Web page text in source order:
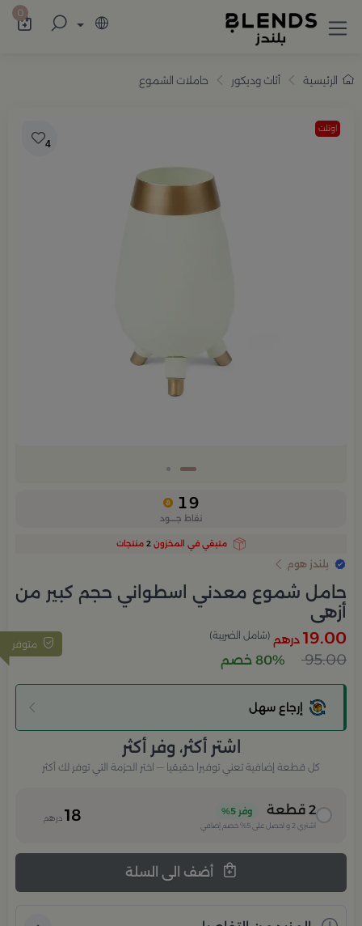
تسوّق من بلندز تشكيلة تضم ترامس القهوة 0
الرئيسية أثاث وديكور حاملات الشموع
اوتلت
4
19
نقاط جــــود
متبقي في المخزون 2منتجات
بلندز هوم
حامل شموع معدني اسطواني حجم كبير من
أزهى
متوفر 19.00 درهم (شامل الضريبة)
95.00 80% خصم
إرجاع سهل
اشتر أكثر، وفر أكثر
كل قطعة إضافية تعني توفيرا حقيقيا — اختر الحزمة التي توفر لك أكثر
2 قطعة وفر 5%
اشتري 2 و احصل على 5% خصم إضافي 18 درهم